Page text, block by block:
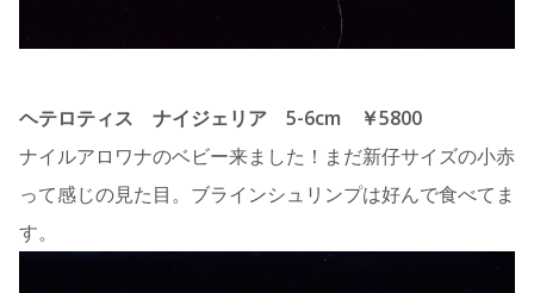
ヘテロティス ナイジェリア 5-6cm ￥5800
ナイルアロワナのベビー来ました！まだ新仔サイズの小赤
って感じの見た目。ブラインシュリンプは好んで食べてま
す。